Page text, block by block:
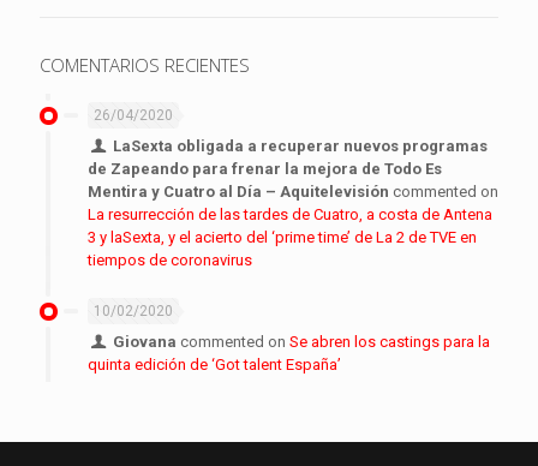
COMENTARIOS RECIENTES
26/04/2020
LaSexta obligada a recuperar nuevos programas
de Zapeando para frenar la mejora de Todo Es
Mentira y Cuatro al Día – Aquitelevisión commented on
La resurrección de las tardes de Cuatro, a costa de Antena
3 y laSexta, y el acierto del ‘prime time’ de La 2 de TVE en
tiempos de coronavirus
10/02/2020
Giovana commented onSe abren los castings para la
quinta edición de ‘Got talent España’